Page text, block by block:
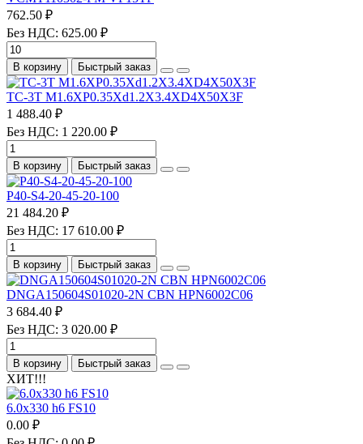
762.50 ₽
Без НДС: 625.00 ₽
В корзину Быстрый заказ
TC-3T M1.6XP0.35Xd1.2X3.4XD4X50X3F
1 488.40 ₽
Без НДС: 1 220.00 ₽
В корзину Быстрый заказ
P40-S4-20-45-20-100
21 484.20 ₽
Без НДС: 17 610.00 ₽
В корзину Быстрый заказ
DNGA150604S01020-2N CBN HPN6002C06
3 684.40 ₽
Без НДС: 3 020.00 ₽
В корзину Быстрый заказ
ХИТ!!!
6.0х330 h6 FS10
0.00 ₽